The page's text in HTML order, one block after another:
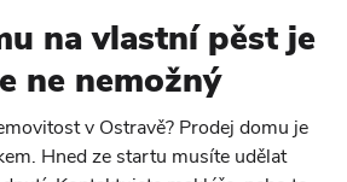
na vlastní pěst je
ne nemožný
v Ostravě? Prodej domu je
Hned ze startu musíte udělat